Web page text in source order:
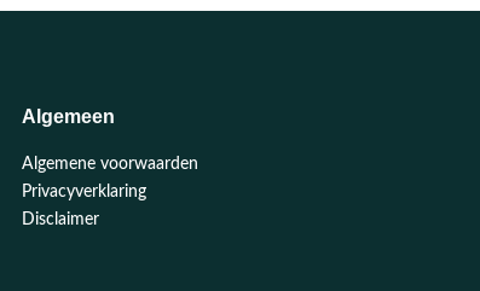
Algemeen
Algemene voorwaarden
Privacyverklaring
Disclaimer